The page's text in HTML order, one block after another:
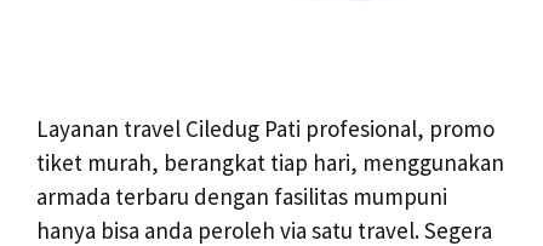
Layanan travel Ciledug Pati profesional, promo
tiket murah, berangkat tiap hari, menggunakan
armada terbaru dengan fasilitas mumpuni
hanya bisa anda peroleh via satu travel. Segera